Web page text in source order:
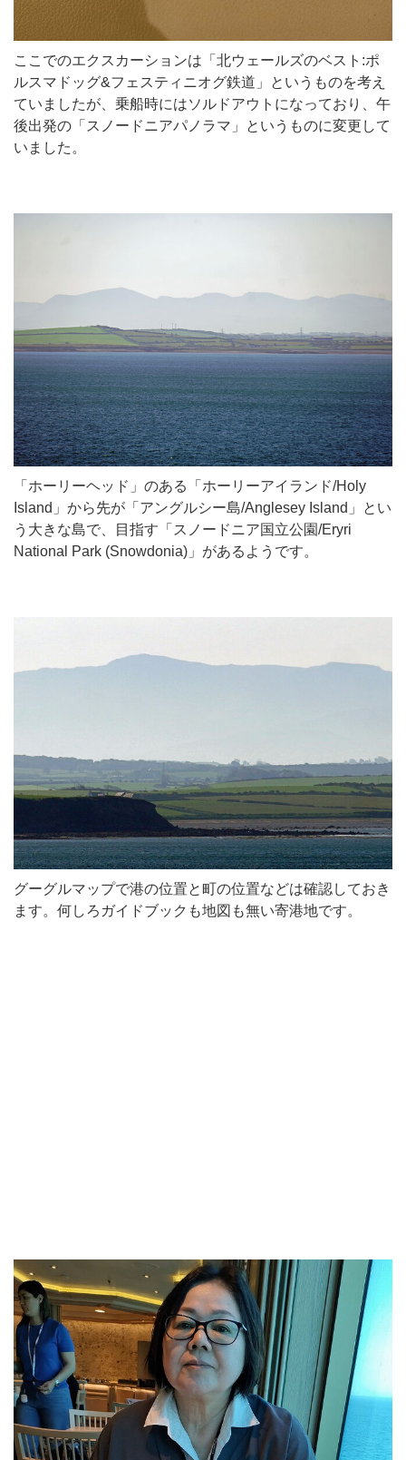
ここでのエクスカーションは「北ウェールズのベスト:ポ
ルスマドッグ&フェスティニオグ鉄道」というものを考え
ていましたが、乗船時にはソルドアウトになっており、午
後出発の「スノードニアパノラマ」というものに変更して
いました。
「ホーリーヘッド」のある「ホーリーアイランド/Holy
Island」から先が「アングルシー島/Anglesey Island」とい
う大きな島で、目指す「スノードニア国立公園/Eryri
National Park (Snowdonia)」があるようです。
グーグルマップで港の位置と町の位置などは確認しておき
ます。何しろガイドブックも地図も無い寄港地です。